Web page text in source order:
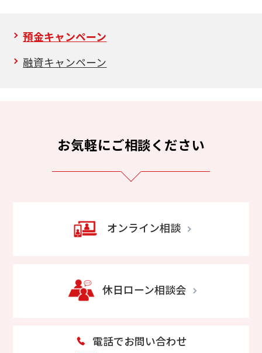
預金キャンペーン
融資キャンペーン
お気軽にご相談ください
オンライン相談
休日ローン相談会
電話でお問い合わせ